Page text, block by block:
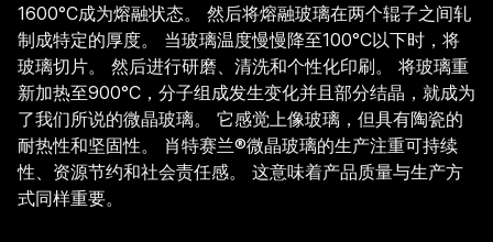
1600°C成为熔融状态。 然后将熔融玻璃在两个辊子之间轧
制成特定的厚度。 当玻璃温度慢慢降至100°C以下时，将
玻璃切片。 然后进行研磨、清洗和个性化印刷。 将玻璃重
新加热至900°C，分子组成发生变化并且部分结晶，就成为
了我们所说的微晶玻璃。 它感觉上像玻璃，但具有陶瓷的
耐热性和坚固性。 肖特赛兰®微晶玻璃的生产注重可持续
性、资源节约和社会责任感。 这意味着产品质量与生产方
式同样重要。